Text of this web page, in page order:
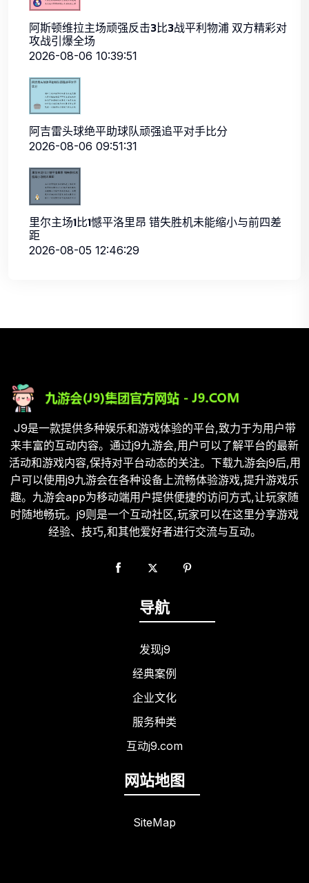
阿斯顿维拉主场顽强反击3比3战平利物浦 双方精彩对
攻战引爆全场
2026-08-06 10:39:51
阿吉雷头球绝平助球队顽强追平对手比分
2026-08-06 09:51:31
里尔主场1比1憾平洛里昂 错失胜机未能缩小与前四差
距
2026-08-05 12:46:29
J9是一款提供多种娱乐和游戏体验的平台,致力于为用户带
来丰富的互动内容。通过j9九游会,用户可以了解平台的最新
活动和游戏内容,保持对平台动态的关注。下载九游会j9后,用
户可以使用j9九游会在各种设备上流畅体验游戏,提升游戏乐
趣。九游会app为移动端用户提供便捷的访问方式,让玩家随
时随地畅玩。j9则是一个互动社区,玩家可以在这里分享游戏
经验、技巧,和其他爱好者进行交流与互动。
导航
发现j9
经典案例
企业文化
服务种类
互动j9.com
网站地图
SiteMap